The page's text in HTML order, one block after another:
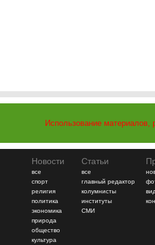
Использование материалов,
Новости
все
спорт
религия
политика
экономика
природа
общество
культура
Статьи
все
главный редактор
колумнисты
институты
СМИ